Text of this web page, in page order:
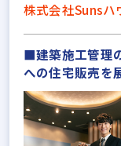
株式会社Sunsハ
■建築施工管理
への住宅販売を